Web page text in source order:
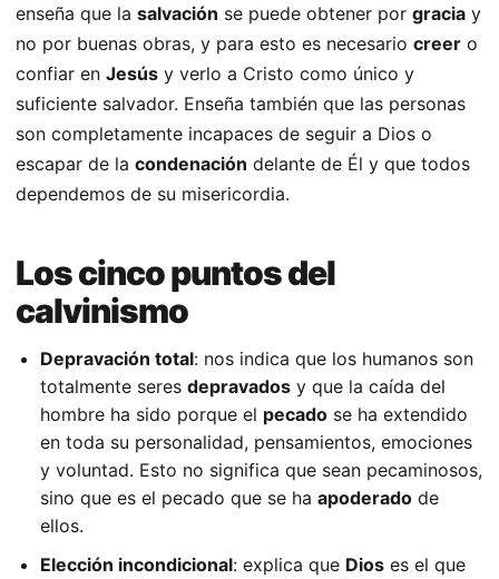
enseña que la salvación se puede obtener por gracia y
no por buenas obras, y para esto es necesario creer o
confiar en Jesús y verlo a Cristo como único y
suficiente salvador. Enseña también que las personas
son completamente incapaces de seguir a Dios o
escapar de la condenación delante de Él y que todos
dependemos de su misericordia.
Los cinco puntos del
calvinismo
Depravación total: nos indica que los humanos son
totalmente seres depravados y que la caída del
hombre ha sido porque el pecado se ha extendido
en toda su personalidad, pensamientos, emociones
y voluntad. Esto no significa que sean pecaminosos,
sino que es el pecado que se ha apoderado de
ellos.
Elección incondicional: explica que Dios es el que